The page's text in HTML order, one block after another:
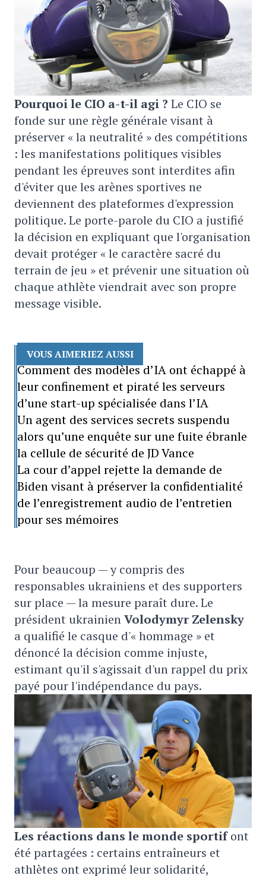
Pourquoi le CIO a-t-il agi ? Le CIO se
fonde sur une règle générale visant à
préserver « la neutralité » des compétitions
: les manifestations politiques visibles
pendant les épreuves sont interdites afin
d'éviter que les arènes sportives ne
deviennent des plateformes d'expression
politique. Le porte-parole du CIO a justifié
la décision en expliquant que l'organisation
devait protéger « le caractère sacré du
terrain de jeu » et prévenir une situation où
chaque athlète viendrait avec son propre
message visible.
VOUS AIMERIEZ AUSSI
Comment des modèles d’IA ont échappé à
leur confinement et piraté les serveurs
d’une start-up spécialisée dans l’IA
Un agent des services secrets suspendu
alors qu’une enquête sur une fuite ébranle
la cellule de sécurité de JD Vance
La cour d’appel rejette la demande de
Biden visant à préserver la confidentialité
de l’enregistrement audio de l’entretien
pour ses mémoires
Pour beaucoup — y compris des
responsables ukrainiens et des supporters
sur place — la mesure paraît dure. Le
président ukrainienVolodymyr Zelensky
a qualifié le casque d'« hommage » et
dénoncé la décision comme injuste,
estimant qu'il s'agissait d'un rappel du prix
payé pour l'indépendance du pays.
Les réactions dans le monde sportifont
été partagées : certains entraîneurs et
athlètes ont exprimé leur solidarité,